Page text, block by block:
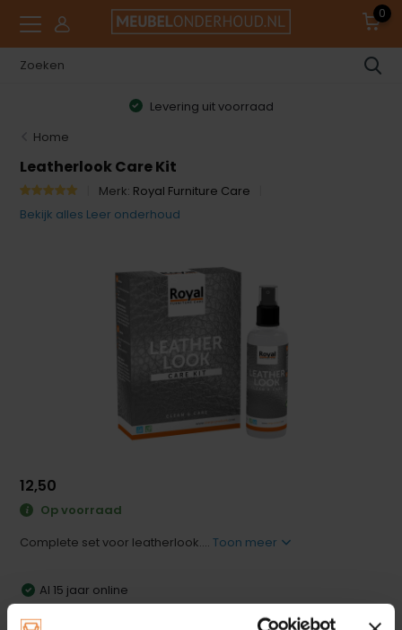
0
Levering uit voorraad
Home
Leatherlook Care Kit
Merk: Royal Furniture Care
Bekijk alles Leer onderhoud
12,50
Op voorraad
Complete set voor leatherlook....Toon meer
Al 15 jaar online
Klanttevredenheid 9.0